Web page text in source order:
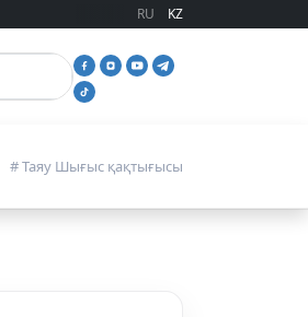
RU KZ
# Таяу Шығыс қақтығысы